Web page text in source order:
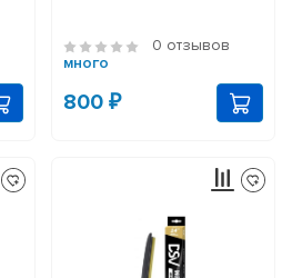
0 отзывов
много
800 ₽